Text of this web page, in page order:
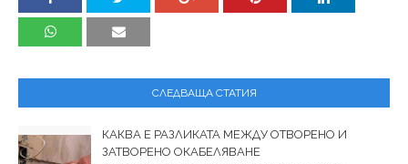
СЛЕДВАЩА СТАТИЯ
КАКВА Е РАЗЛИКАТА МЕЖДУ ОТВОРЕНО И
ЗАТВОРЕНО ОКАБЕЛЯВАНЕ